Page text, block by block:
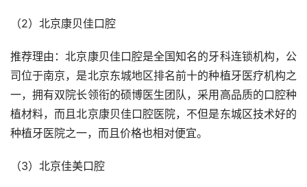
（2）北京康贝佳口腔
推荐理由：北京康贝佳口腔是全国知名的牙科连锁机构，公
司位于南京，是北京东城地区排名前十的种植牙医疗机构之
一，拥有双院长领衔的硕博医生团队，采用高品质的口腔种
植材料，而且北京康贝佳口腔医院，不但是东城区技术好的
种植牙医院之一，而且价格也相对便宜。
（3）北京佳美口腔